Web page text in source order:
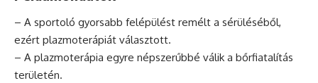
– A sportoló gyorsabb felépülést remélt a sérüléséből,
ezért plazmoterápiát választott.
– A plazmoterápia egyre népszerűbbé válik a bőrfiatalítás
területén.